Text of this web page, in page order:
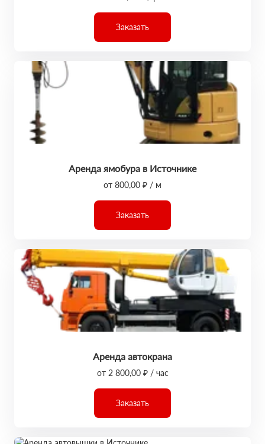
Заказать
Аренда ямобура в Источнике
от 800,00 ₽ / м
Заказать
Аренда автокрана
от 2 800,00 ₽ / час
Заказать